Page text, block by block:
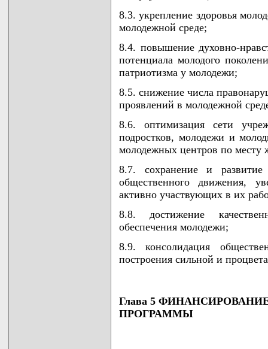
8.3. укрепление здоровья
молодежной среде;
8.4. повышение духовно-
потенциала молодого
патриотизма у молодежи;
8.5. снижение числа
проявлений в молодежной
8.6. оптимизация сети
подростков, молодежи и
молодежных центров по месту
8.7. сохранение и развитие
общественного движения,
активно участвующих в их
8.8. достижение
обеспечения молодежи;
8.9. консолидация
построения сильной и
Глава 5
ПРОГРАММЫ